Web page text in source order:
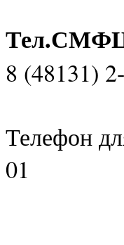
8 (48131)
Телефон
01